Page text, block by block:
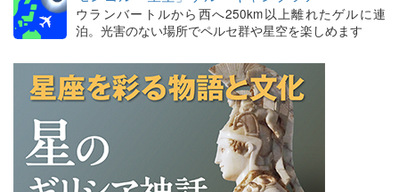
ウランバートルから西へ250km以上離れたゲルに連
泊。光害のない場所でペルセ群や星空を楽しめます